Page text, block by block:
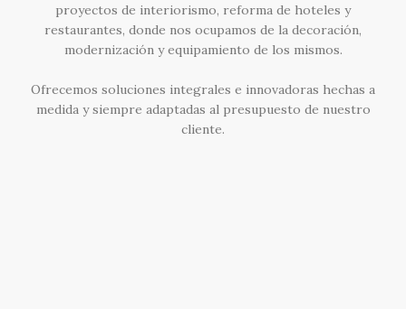
proyectos de interiorismo, reforma de hoteles y
restaurantes, donde nos ocupamos de la decoración,
modernización y equipamiento de los mismos.
Ofrecemos soluciones integrales e innovadoras hechas a
medida y siempre adaptadas al presupuesto de nuestro
cliente.